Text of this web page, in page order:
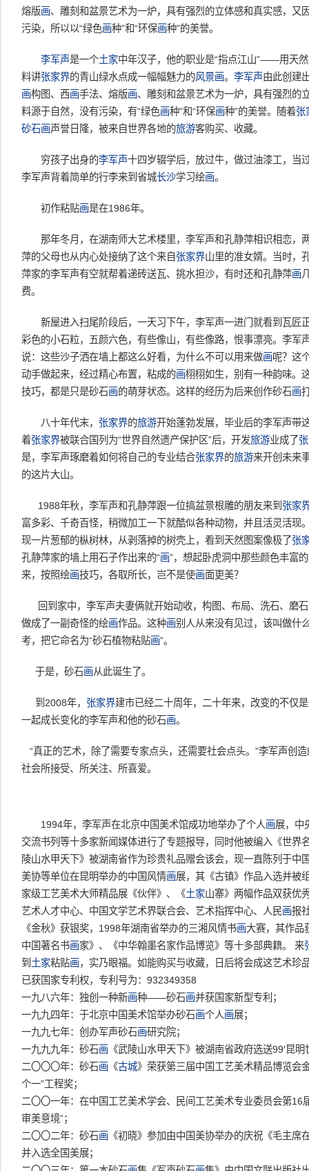
熔版画、雕刻和盆景艺术为一炉，具有强烈的立体感和真实感，又
污染，所以以“绿色画种”和“环保画种”的美誉。
李军声是一个土家中年汉子，他的职业是“指点江山”——用天
料讲张家界的青山绿水点成一幅幅魅力的风景画。 李军声由此创建
画构图、西画手法、熔版画、雕刻和盆景艺术为一炉，具有强烈的
料源于自然，没有污染，有“绿色画种”和“环保画种”的美誉。随着张
砂石画声誉日隆，被来自世界各地的旅游客购买、收藏。
穷孩子出身的李军声十四岁辍学后，放过牛，做过油漆工，当
李军声背着简单的行李来到省城长沙学习绘画。
初作粘贴画是在1986年。
那年冬月，在湖南师大艺术楼里，李军声和孔静萍相识相恋，
萍的父母也从内心处接纳了这个来自张家界山里的准女婿。当时，
萍家的李军声有空就帮着递砖送瓦、挑水担沙，有时还和孔静萍画
费。
新屋进入扫尾阶段后，一天习下午，李军声一进门就看到瓦匠
彩色的小石粒，五颜六色，有些像山，有些像路，恨事漂亮。李军
说：这些沙子洒在墙上都这么好看，为什么不可以用来做画呢？这
动手做起来，经过精心布置，粘成的画栩栩如生，别有一种韵味。
技巧，都是只是砂石画的萌芽状态。这样的经历为后来创作砂石画
八十年代末， 张家界的旅游开始蓬勃发展，毕业后的李军声带
着张家界被联合国列为“世界自然遗产保护区”后，开发旅游业成了
是，李军声琢磨着如何将自己的专业结合张家界的旅游来开创未来
的这片大山。
1988年秋，李军声和孔静萍跟一位搞盆景根雕的朋友来到 张家
富多彩、千奇百怪，稍微加工一下就酷似各种动物，并且活灵活现
现一片葱郁的枞树林，从剥落掉的树壳上，看到天然图案像极了张
孔静萍家的墙上用石子作出来的“画”，想起卧虎洞中那些颜色丰富
来，按照绘画技巧，各取所长，岂不是使画面更美？
回到家中，李军声夫妻俩就开始动收，构图、布局、洗石、磨
做成了一副奇怪的绘画作品。这种画别人从来没有见过，该叫做什
考，把它命名为“砂石植物粘贴画”。
于是，砂石画从此诞生了。
到2008年， 张家界建市已经二十周年，二十年来，改变的不仅
一起成长变化的李军声和他的砂石画。
“真正的艺术，除了需要专家点头，还需要社会点头。”李军声创
社会所接受、所关注、所喜爱。
1994年，李军声在北京中国美术馆成功地举办了个人画展，中
交流书列等十多家新闻媒体进行了专题报导，同时他被编入《世界
陵山水甲天下》被湖南省作为珍贵礼品赠会该会，现一直陈列于中
美协等单位在昆明举办的中国风情画展，其《古镇》作品入选并被
家级工艺美术大师精品展《伙伴》、《土家山寨》两幅作品双获优
艺术人才中心、中国文学艺术界联合会、艺术指挥中心、人民画报
《金秋》获银奖，1998年湖南省举办的三湘风情书画大赛，其作品
中国著名书画家》、《中华翰墨名家作品博览》等十多部典籍。 来
到 土家粘贴画，实乃眼福。如能购买与收藏，日后将会成这艺术珍
已获国家专利权，专利号为：932349358
一九八六年：独创一种新画种——砂石画并获国家新型专利；
一九九四年：于北京中国美术馆举办砂石画个人画展；
一九九七年：创办军声砂石画研究院；
一九九九年：砂石画 《武陵山水甲天下》被湖南省政府选送99′昆
二〇〇〇年：砂石画 《古城》荣获第三届中国工艺美术精品博览会
个一”工程奖；
二〇〇一年：在中国工艺美术学会、民间工艺美术专业委员会第16
审美意境”；
二〇〇二年：砂石画 《初晓》参加由中国美协举办的庆祝《毛主席
并入选全国美展；